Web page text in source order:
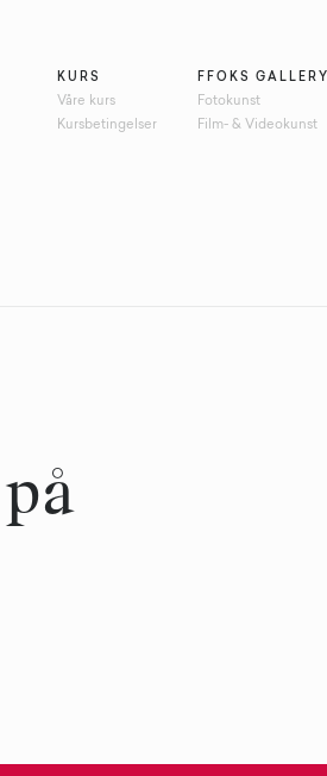
KURS
Våre kurs
Kursbetingelser
FFOKS GALLERY
Fotokunst
Film- & Videokunst